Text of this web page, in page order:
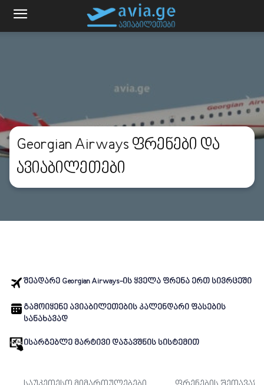
Georgian Airways ფრენები და
ავიაბილეთები
შეადარე Georgian Airways-ის ყველა ფრენა ერთ სივრცეში
გამოიყენე ავიაბილეთების კალენდარი ფასების
სანახავად
ისარგებლე მარტივი დაჯავშნის სისტემით